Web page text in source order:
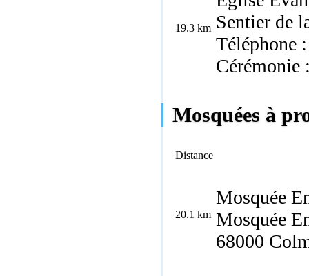
19.3 km Sentier de
Téléphone
Cérémonie
Mosquées à
Distance
20.1 km
Mosquée
Mosquée
68000